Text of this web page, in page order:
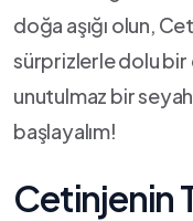
doğa aşığı olun,
sürprizlerle dolu bir
unutulmaz bir
başlayalım!
Cetinjenin